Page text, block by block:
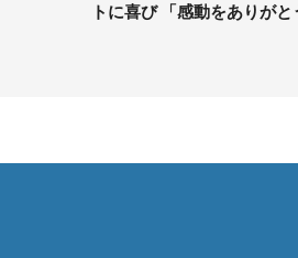
トに喜び 「感動をありがと